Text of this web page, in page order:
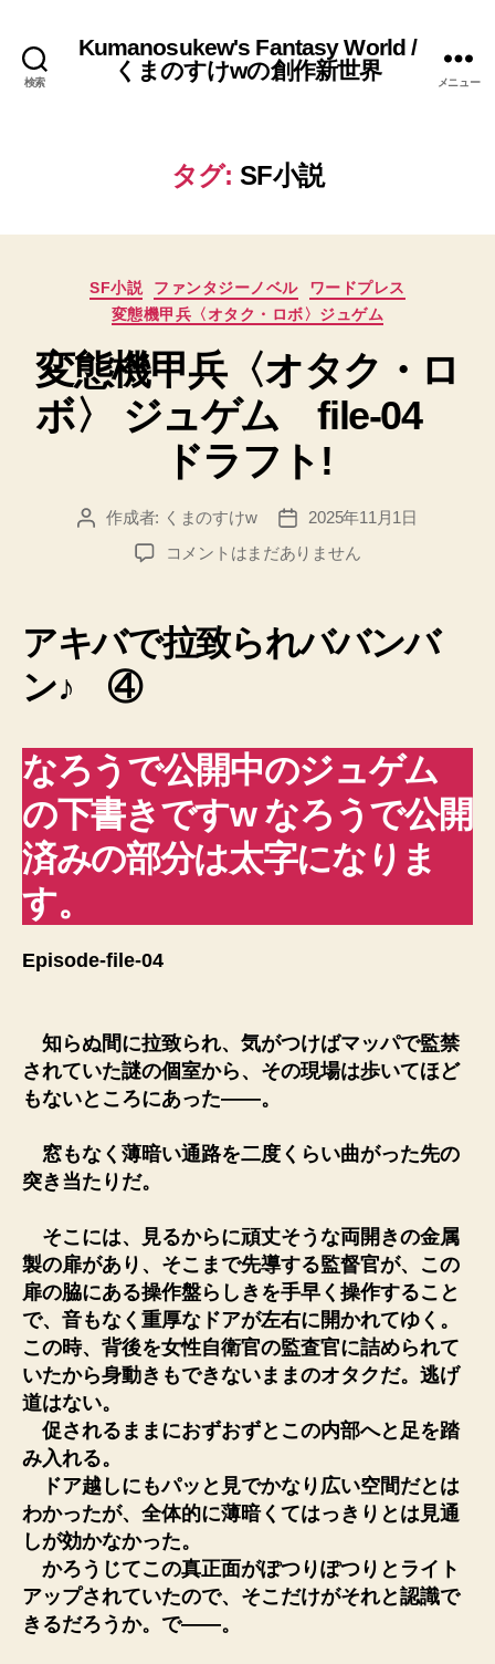
検索
Kumanosukew's Fantasy World /
くまのすけwの創作新世界
メニュー
タグ: SF小説
カ
テ
リ
ー
SF小説 ファンタジーノベル
ワードプレス
変態機甲兵〈オタク・ロボ〉ジュゲム
変態機甲兵〈オタク・ロ
ボ〉 ジュゲム file-04
ドラフト!
投 作成者: くまのすけw
投
稿
日
2025年11月1日
変
甲
兵
ロ
ボ〉
ュ
ゲ
ム
へ
の
コメントはまだありません
アキバで拉致られババンバ
ン♪ ④
なろうで公開中のジュゲム
の下書きですw なろうで公開
済みの部分は太字になりま
す。
Episode-file-04
知らぬ間に拉致られ、気がつけばマッパで監禁
されていた謎の個室から、その現場は歩いてほど
もないところにあった――。
窓もなく薄暗い通路を二度くらい曲がった先の
突き当たりだ。
そこには、見るからに頑丈そうな両開きの金属
製の扉があり、そこまで先導する監督官が、この
扉の脇にある操作盤らしきを手早く操作すること
で、音もなく重厚なドアが左右に開かれてゆく。
この時、背後を女性自衛官の監査官に詰められて
いたから身動きもできないままのオタクだ。逃げ
道はない。
促されるままにおずおずとこの内部へと足を踏
み入れる。
ドア越しにもパッと見でかなり広い空間だとは
わかったが、全体的に薄暗くてはっきりとは見通
しが効かなかった。
かろうじてこの真正面がぽつりぽつりとライト
アップされていたので、そこだけがそれと認識で
きるだろうか。で――。